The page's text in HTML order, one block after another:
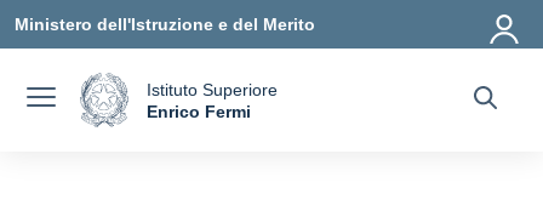
Ministero dell'Istruzione e del Merito
Istituto Superiore
Enrico Fermi